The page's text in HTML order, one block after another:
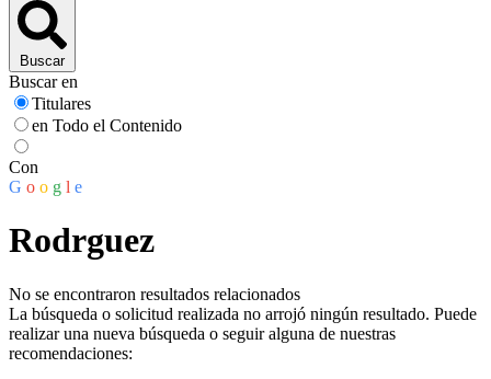
Buscar
Buscar en
Titulares
en Todo el Contenido
Con
G o o g l e
Rodrguez
No se encontraron resultados relacionados
La búsqueda o solicitud realizada no arrojó ningún resultado. Puede
realizar una nueva búsqueda o seguir alguna de nuestras
recomendaciones: